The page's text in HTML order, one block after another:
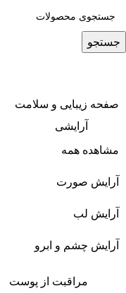
جستجو
صفحه زیبایی و سلامت
آرایشی
مشاهده همه
آرایش صورت
آرایش لب
آرایش چشم و ابرو
مراقبت از پوست